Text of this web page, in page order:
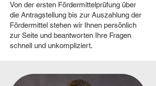
Von der ersten Fördermittelprüfung über
die Antragstellung bis zur Auszahlung der
Fördermittel stehen wir Ihnen persönlich
zur Seite und beantworten Ihre Fragen
schnell und unkompliziert.